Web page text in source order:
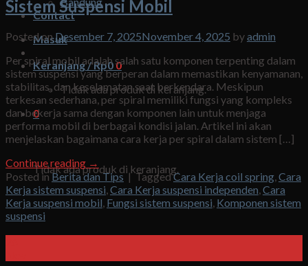
Contact
Masuk
Keranjang /Rp00
Tidak ada produk di keranjang.
0
Keranjang
Tidak ada produk di keranjang.
Sistem Suspensi Mobil
Posted onDesember 7, 2025November 4, 2025 byadmin
Per spiral mobil adalah salah satu komponen terpenting dalam
sistem suspensi yang berperan dalam memastikan kenyamanan,
stabilitas, dan keselamatan saat berkendara. Meskipun
terkesan sederhana, per spiral memiliki fungsi yang kompleks
dan bekerja sama dengan komponen lain untuk menjaga
performa mobil di berbagai kondisi jalan. Artikel ini akan
menjelaskan bagaimana cara kerja per spiral dalam sistem […]
Continue reading →
Posted inBerita dan Tips | TaggedCara Kerja coil spring Cara
Kerja sistem suspensi Cara Kerja suspensi independen Cara
Kerja suspensi mobil Fungsi sistem suspensi Komponen sistem
suspensi